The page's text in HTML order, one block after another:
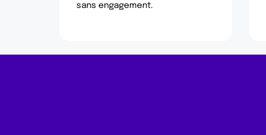
sans engagement.